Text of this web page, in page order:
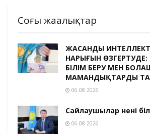
Соңғы жаңалықтар
ЖАСАНДЫ
НАРЫҒЫН
БІЛІМ БЕРУ МЕН
МАМАНДЫҚТАРДЫ
06.08.2026
Сайлаушылар нені
06.08.2026